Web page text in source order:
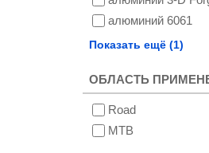
алюминий 6061
Карбон 100%
Показать ещё (1)
ОБЛАСТЬ
Road
MTB